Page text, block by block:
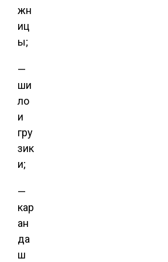
жн
иц
ы;
—
ши
ло
и
гру
зик
и;
—
кар
ан
да
ш